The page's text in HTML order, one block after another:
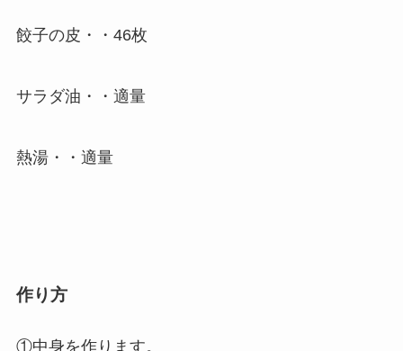
餃子の皮・・46枚
サラダ油・・適量
熱湯・・適量
作り方
①中身を作ります。